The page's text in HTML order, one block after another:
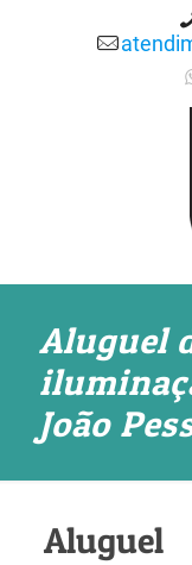
Aluguel
João